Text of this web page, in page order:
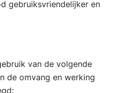
gebruiksvriendelijker en
van de volgende
de omvang en werking